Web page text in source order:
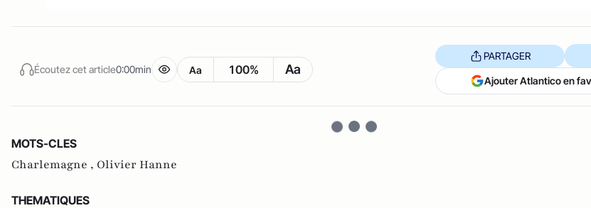
Écoutez cet article0:00min Aa 100% Aa
PARTAGER
Ajouter Atlantico en
MOTS-CLES
Charlemagne , Olivier Hanne
THEMATIQUES